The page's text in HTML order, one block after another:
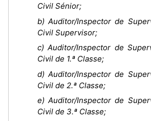
Civil Sénior;
b) Auditor/Inspector de
Civil Supervisor;
c) Auditor/Inspector de
Civil de 1.ª Classe;
d) Auditor/Inspector de
Civil de 2.ª Classe;
e) Auditor/Inspector de
Civil de 3.ª Classe;